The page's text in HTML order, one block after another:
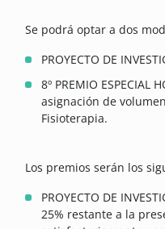
Se podrá optar a dos
PROYECTO DE
8º PREMIO
asignación de
Fisioterapia.
Los premios serán los
PROYECTO DE
25% restante a la